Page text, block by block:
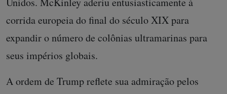
corrida europeia do final do século XIX para
expandir o número de colônias ultramarinas para
seus impérios globais.
A ordem de Trump reflete sua admiração pelos